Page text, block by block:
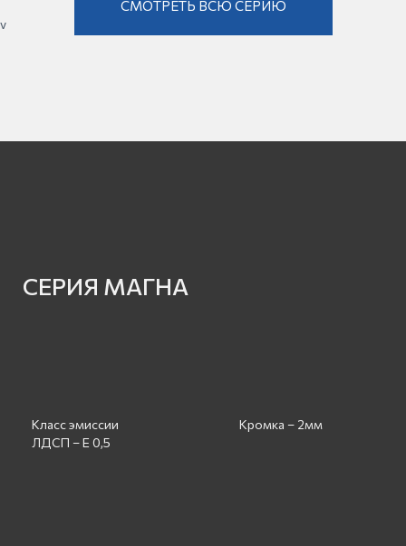
СМОТРЕТЬ ВСЮ СЕРИЮ
v
СЕРИЯ МАГНА
Класс эмиссии
ЛДСП – Е 0,5
Кромка – 2мм